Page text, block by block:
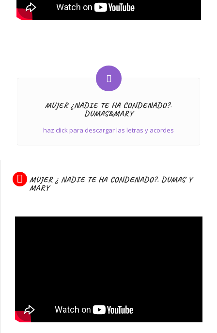
MUJER ¿NADIE TE HA CONDENADO?.
DUMAS&MARY
haz click para descargar las letras y acordes
MUJER ¿ NADIE TE HA CONDENADO?. DUMAS Y
MARY